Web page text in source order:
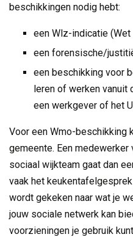
beschikkingen nodig hebt:
een Wlz-indicatie
een forensische/
een beschikking voor
leren of werken vanuit
een werkgever of het
Voor een Wmo-beschikking
gemeente. Een
sociaal wijkteam gaat dan
vaak het
wordt gekeken naar wat je
jouw sociale netwerk kan
voorzieningen je gebruik